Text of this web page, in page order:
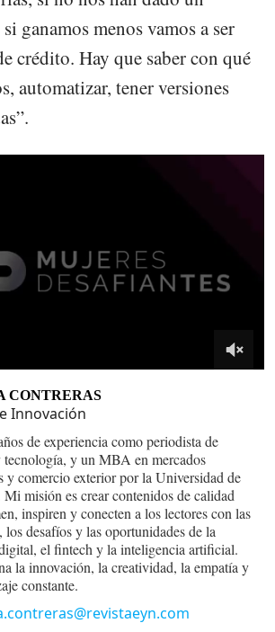
ganamos menos vamos a ser
crédito. Hay que saber con qué
automatizar, tener versiones
CONTRERAS
Innovación
de experiencia como periodista de
tecnología, y un MBA en mercados
y comercio exterior por la Universidad de
misión es crear contenidos de calidad
inspiren y conecten a los lectores con las
los desafíos y las oportunidades de la
el fintech y la inteligencia artificial.
la innovación, la creatividad, la empatía y
constante.